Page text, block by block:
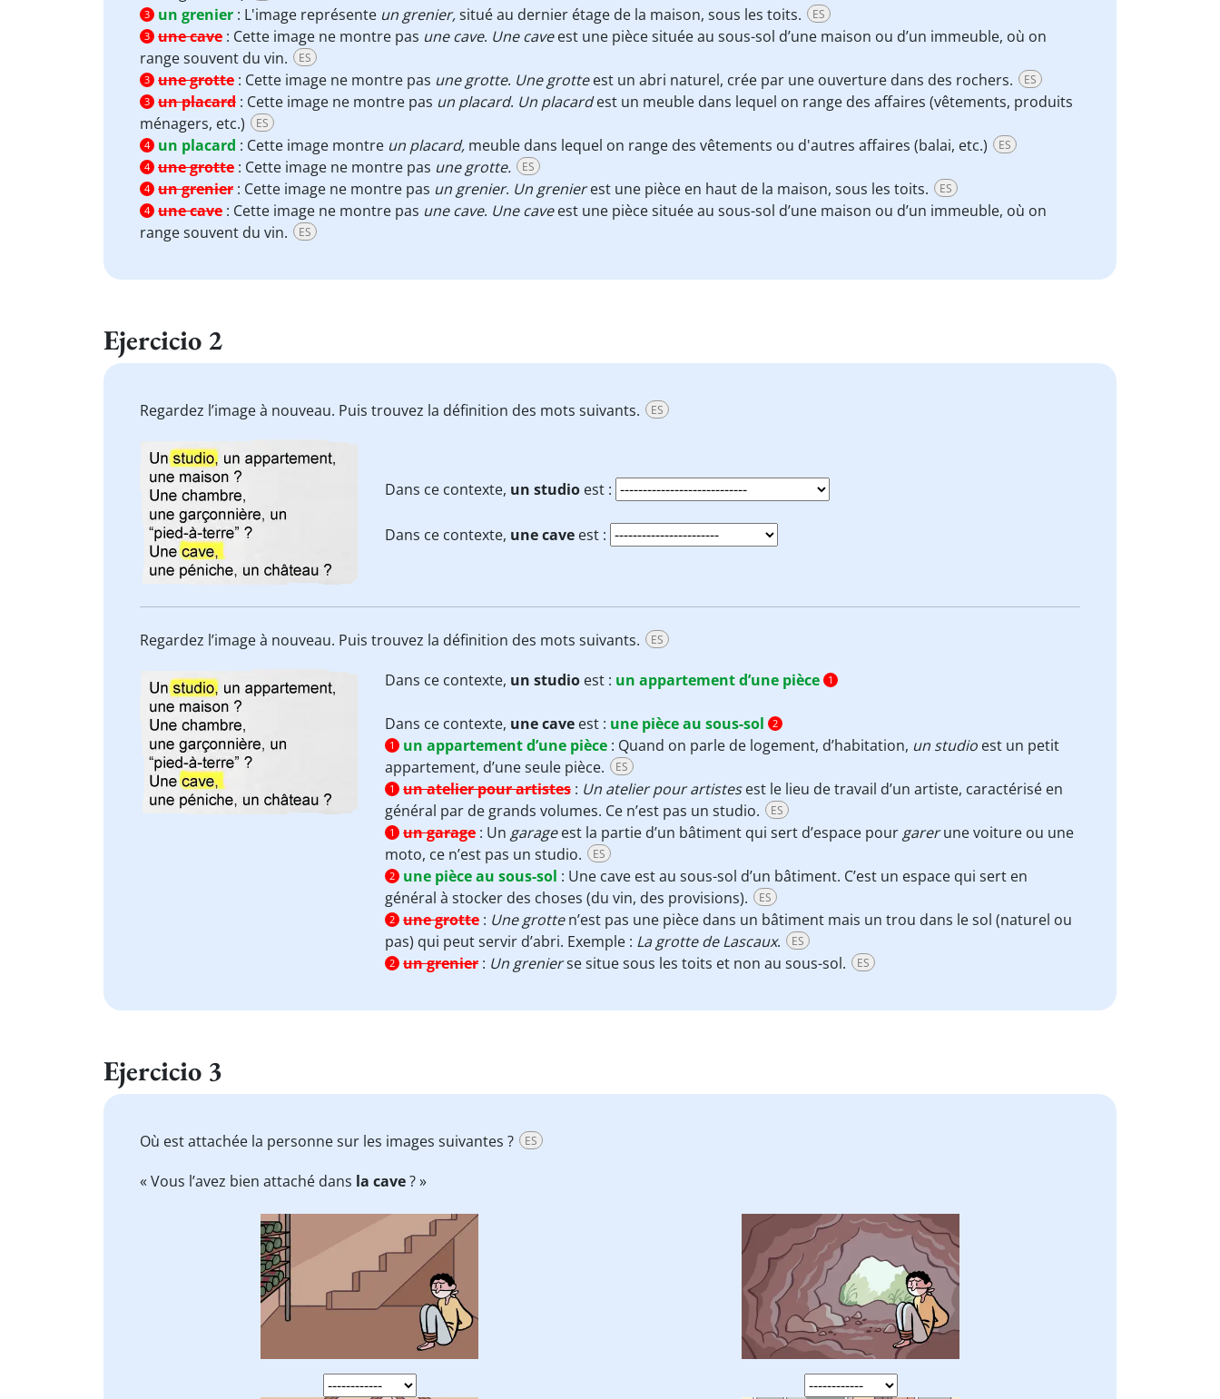
3 un grenier : L'image représente un grenier,situé au dernier étage de la maison, sous les toits. ES
3 une cave : Cette image ne montre pas une cave. Une caveest une pièce située au sous-sol d’une maison ou d’un immeuble, où on
range souvent du vin.
ES
3 une grotte : Cette image ne montre pas une grotte. Une grotteest un abri naturel, crée par une ouverture dans des rochers. ES
3 un placard : Cette image ne montre pas un placard. Un placardest un meuble dans lequel on range des affaires (vêtements, produits
ménagers, etc.)
ES
4 un placard : Cette image montre un placard, meuble dans lequel on range des vêtements ou d'autres affaires (balai, etc.) ES
4 une grotte : Cette image ne montre pas une grotte. ES
4 un grenier : Cette image ne montre pas un grenier. Un grenierest une pièce en haut de la maison, sous les toits. ES
4 une cave : Cette image ne montre pas une cave. Une caveest une pièce située au sous-sol d’une maison ou d’un immeuble, où on
range souvent du vin.
ES
Ejercicio 2
Regardez l’image à nouveau. Puis trouvez la définition des mots suivants. ES
Dans ce contexte, un studio est :
Dans ce contexte, une cave est :
Regardez l’image à nouveau. Puis trouvez la définition des mots suivants. ES
Dans ce contexte, un studio est : un appartement d’une pièce 1
Dans ce contexte, une cave est : une pièce au sous-sol
2
1
un appartement d’une pièce : Quand on parle de logement, d’habitation, un studio est un petit
appartement, d’une seule pièce.
ES
1 un atelier pour artistes : Un atelier pour artistesest le lieu de travail d’un artiste, caractérisé en
général par de grands volumes. Ce n’est pas un studio.
ES
1 un garage : Un garageest la partie d’un bâtiment qui sert d’espace pour garerune voiture ou une
moto, ce n’est pas un studio.
ES
2 une pièce au sous-sol : Une cave est au sous-sol d’un bâtiment. C’est un espace qui sert en
général à stocker des choses (du vin, des provisions).
ES
2 une grotte : Une grotten’est pas une pièce dans un bâtiment mais un trou dans le sol (naturel ou
pas) qui peut servir d’abri. Exemple : La grotte de Lascaux. ES
2 un grenier : Un grenierse situe sous les toits et non au sous-sol. ES
Ejercicio 3
Où est attachée la personne sur les images suivantes ? ES
« Vous l’avez bien attaché dans la cave? »